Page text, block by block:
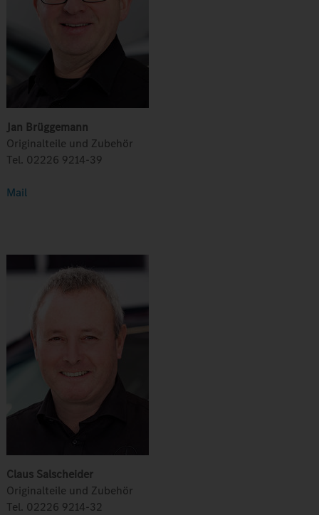
Jan Brüggemann
Originalteile und Zubehör
Tel. 02226 9214-39
Mail
Claus Salscheider
Originalteile und Zubehör
Tel. 02226 9214-32